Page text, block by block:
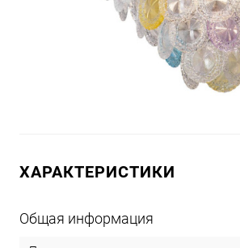
ХАРАКТЕРИСТИКИ
Общая информация